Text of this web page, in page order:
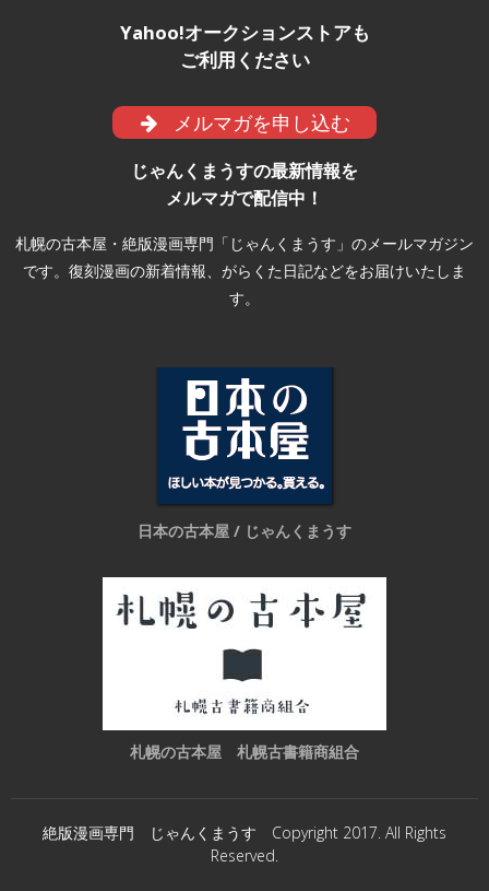
Yahoo!オークションストアも
ご利用ください
メルマガを申し込む
じゃんくまうすの最新情報を
メルマガで配信中！
札幌の古本屋・絶版漫画専門「じゃんくまうす」のメールマガジン
です。復刻漫画の新着情報、がらくた日記などをお届けいたしま
す。
日本の古本屋 / じゃんくまうす
札幌の古本屋 札幌古書籍商組合
絶版漫画専門 じゃんくまうす Copyright 2017. All Rights
Reserved.